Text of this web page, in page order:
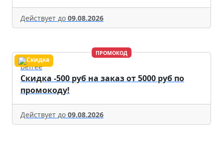
Действует до 09.08.2026
ПРОМОКОД
Befree
Скидка -500 руб на заказ от 5000 руб по
промокоду!
Действует до 09.08.2026